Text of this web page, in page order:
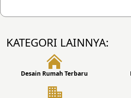
KATEGORI LAINNYA:
Desain Rumah Terbaru